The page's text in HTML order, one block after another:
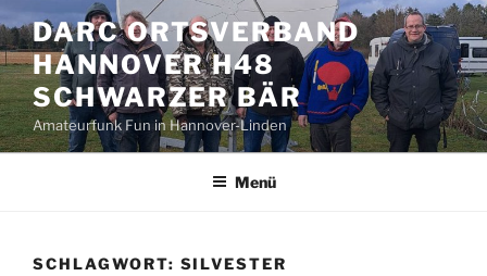
Zum
Inhalt
springen
DARC ORTSVERBAND
HANNOVER H48
SCHWARZER BÄR
Amateurfunk Fun in Hannover-Linden
Menü
SCHLAGWORT: SILVESTER